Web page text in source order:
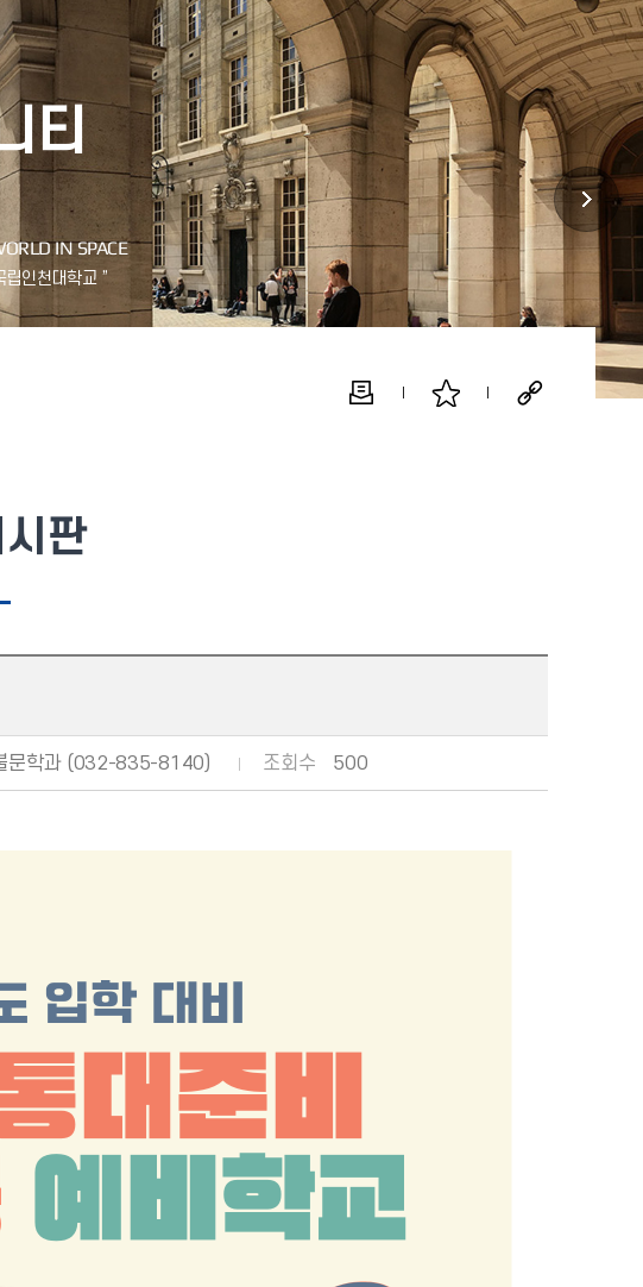
티
판
문학과 (032-835-8140) 조회수 500